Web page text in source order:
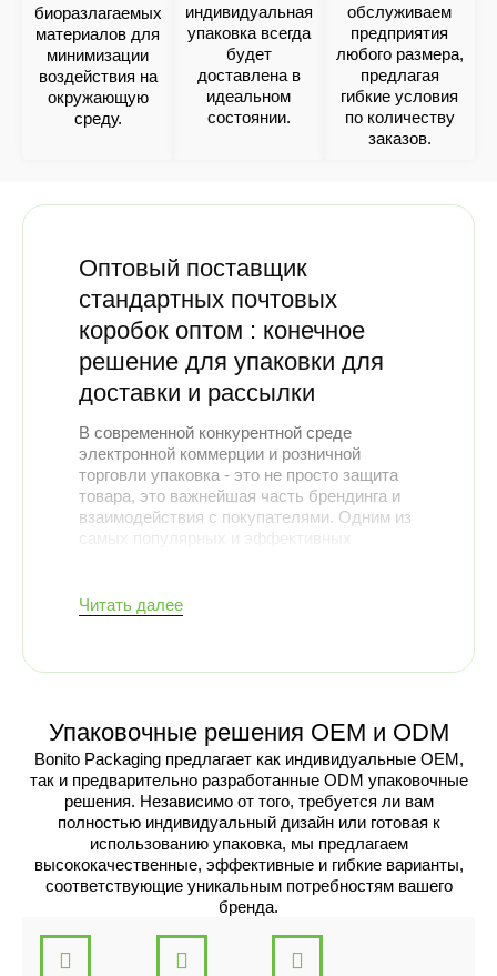
биоразлагаемых
материалов для
минимизации
воздействия на
окружающую
среду.
индивидуальная
упаковка всегда
будет
доставлена в
идеальном
состоянии.
обслуживаем
предприятия
любого размера,
предлагая
гибкие условия
по количеству
заказов.
Оптовый поставщик
стандартных почтовых
коробок оптом : конечное
решение для упаковки для
доставки и рассылки
В современной конкурентной среде
электронной коммерции и розничной
торговли упаковка - это не просто защита
товара, это важнейшая часть брендинга и
взаимодействия с покупателями. Одним из
Эти коробки широко используются
предприятием, инвестиции в
высококачественные почтовые коробки
могут значительно улучшить стратегию
упаковки вашего бренда.
Что такое
стандартные
почтовые ящики?
Стандартные почтовые коробки - это
Читать далее
Упаковочные решения OEM и ODM
Bonito Packaging предлагает как индивидуальные OEM,
так и предварительно разработанные ODM упаковочные
решения. Независимо от того, требуется ли вам
полностью индивидуальный дизайн или готовая к
использованию упаковка, мы предлагаем
высококачественные, эффективные и гибкие варианты,
соответствующие уникальным потребностям вашего
бренда.